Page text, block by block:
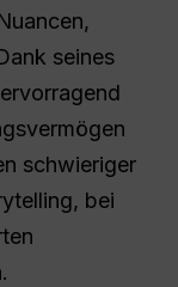
seines
schwieriger
bei